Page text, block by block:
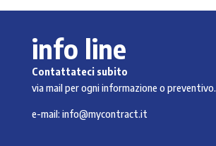
da
a
139,00 €
info line
Contattateci subito
via mail per ogni informazione o preventivo.
e-mail: info@mycontract.it